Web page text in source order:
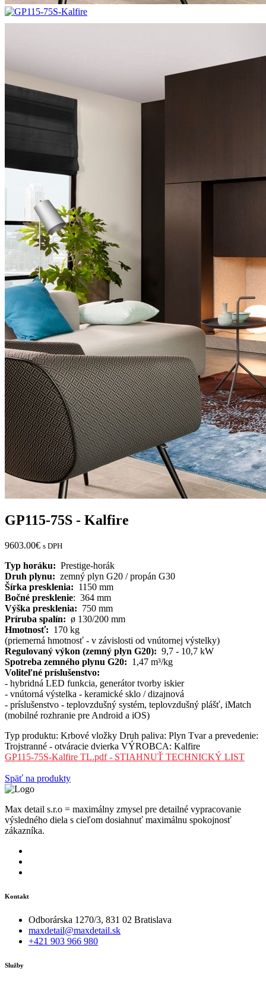
GP115-75S - Kalfire
9603.00€ s DPH
Typ horáku: Prestige-horák
Druh plynu: zemný plyn G20 / propán G30
Šírka presklenia: 1150 mm
Bočné presklenie: 364 mm
Výška presklenia: 750 mm
Príruba spalín: ø 130/200 mm
Hmotnosť: 170 kg
(priemerná hmotnosť - v závislosti od vnútornej výstelky)
Regulovaný výkon (zemný plyn G20): 9,7 - 10,7 kW
Spotreba zemného plynu G20: 1,47 m³/kg
Voliteľné príslušenstvo:
- hybridná LED funkcia, generátor tvorby iskier
- vnútorná výstelka - keramické sklo / dizajnová
- príslušenstvo - teplovzdušný systém, teplovzdušný plášť, iMatch
(mobilné rozhranie pre Android a iOS)
Typ produktu: Krbové vložky Druh paliva: Plyn Tvar a prevedenie:
Trojstranné - otváracie dvierka VÝROBCA: Kalfire
GP115-75S-Kalfire TL.pdf - STIAHNUŤ TECHNICKÝ LIST
Späť na produkty
Max detail s.r.o = maximálny zmysel pre detailné vypracovanie
výsledného diela s cieľom dosiahnuť maximálnu spokojnosť
zákazníka.
Kontakt
Odborárska 1270/3, 831 02 Bratislava
maxdetail@maxdetail.sk
+421 903 966 980
Služby